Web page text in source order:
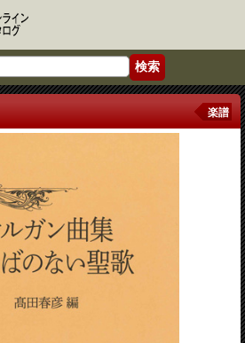
楽譜